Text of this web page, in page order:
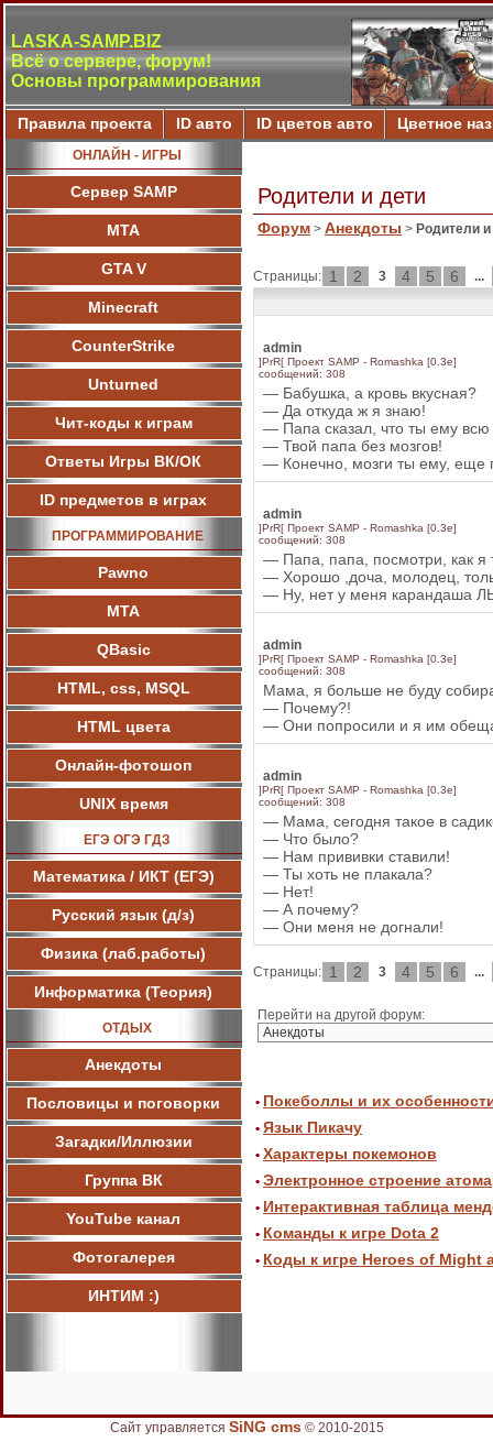
LASKA-SAMP.BIZ
Всё о сервере, форум!
Основы программирования
Правила проекта ID авто ID цветов авто Цветное
ОНЛАЙН - ИГРЫ
Сервер SAMP
МТА
GTA V
Minecraft
CounterStrike
Unturned
Чит-коды к играм
Ответы Игры ВК/ОК
ID предметов в играх
ПРОГРАММИРОВАНИЕ
Pawnо
МТА
QBasic
HTML, css, MSQL
HTML цвета
Онлайн-фотошоп
UNIX время
ЕГЭ ОГЭ ГДЗ
Математика / ИКТ (ЕГЭ)
Русский язык (д/з)
Физика (лаб.работы)
Информатика (Теория)
ОТДЫХ
Анекдоты
Пословицы и поговорки
Загадки/Иллюзии
Группа ВК
YouTube канал
Фотогалерея
ИНТИМ :)
Родители и дети
Форум > Анекдоты > Родители
Страницы: 1 2 3 4 5 6 ...
admin
]PrR[ Проект SAMP - Romashka [0.3e]
сообщений: 308
— Бабушка, а кровь вкусная?
— Да откуда ж я знаю!
— Папа сказал, что ты ему всю
— Твой папа без мозгов!
— Конечно, мозги ты ему,
admin
]PrR[ Проект SAMP - Romashka [0.3e]
сообщений: 308
— Папа, папа, посмотри, как я
— Хорошо ,доча, молодец,
— Ну, нет у меня карандаша
admin
]PrR[ Проект SAMP - Romashka [0.3e]
сообщений: 308
Мама, я больше не буду
— Почему?!
— Они попросили и я им
admin
]PrR[ Проект SAMP - Romashka [0.3e]
сообщений: 308
— Мама, сегодня такое в
— Что было?
— Нам прививки ставили!
— Ты хоть не плакала?
— Нет!
— А почему?
— Они меня не догнали!
Страницы: 1 2 3 4 5 6 ...
Перейти на другой форум:
• Покеболлы и их
• Язык Пикачу
• Характеры покемонов
• Электронное строение атома
• Интерактивная таблица
• Команды к игре Dota 2
• Коды к игре Heroes of Might
Сайт управляется SiNG cms© 2010-2015